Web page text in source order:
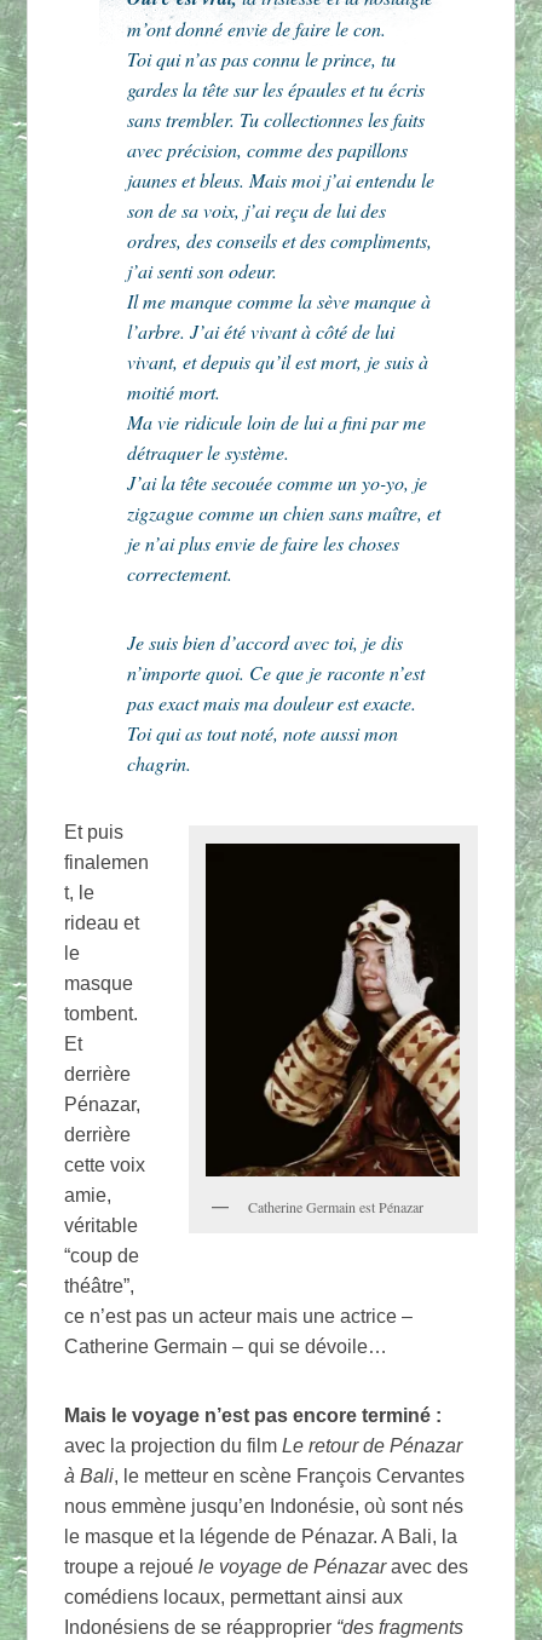
m’ont donné envie de faire le con.
Toi qui n’as pas connu le prince, tu
gardes la tête sur les épaules et tu écris
sans trembler. Tu collectionnes les faits
avec précision, comme des papillons
jaunes et bleus. Mais moi j’ai entendu le
son de sa voix, j’ai reçu de lui des
ordres, des conseils et des compliments,
j’ai senti son odeur.
Il me manque comme la sève manque à
l’arbre. J’ai été vivant à côté de lui
vivant, et depuis qu’il est mort, je suis à
moitié mort.
Ma vie ridicule loin de lui a fini par me
détraquer le système.
J’ai la tête secouée comme un yo-yo, je
zigzague comme un chien sans maître, et
je n’ai plus envie de faire les choses
correctement.
Je suis bien d’accord avec toi, je dis
n’importe quoi. Ce que je raconte n’est
pas exact mais ma douleur est exacte.
Toi qui as tout noté, note aussi mon
chagrin.
Catherine Germain est Pénazar
Et puis
finalemen
t, le
rideau et
le
masque
tombent.
Et
derrière
Pénazar,
derrière
cette voix
amie,
véritable
“coup de
théâtre”,
ce n’est pas un acteur mais une actrice –
Catherine Germain – qui se dévoile…
Mais le voyage n’est pas encore terminé :
avec la projection du filmLe retour de Pénazar
à Bali, le metteur en scène François Cervantes
nous emmène jusqu’en Indonésie, où sont nés
le masque et la légende de Pénazar. A Bali, la
troupe a rejouéle voyage de Pénazaravec des
comédiens locaux, permettant ainsi aux
Indonésiens de se réapproprier “des fragments